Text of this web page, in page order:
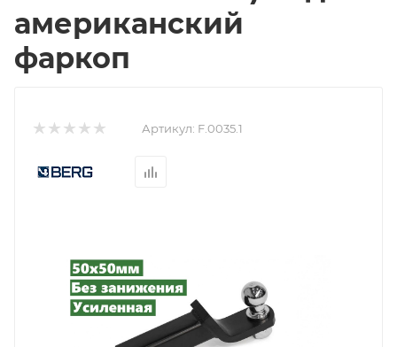
американский
фаркоп
Артикул: F.0035.1